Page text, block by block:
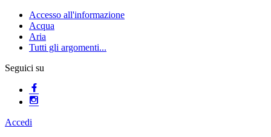
Accesso all'informazione
Acqua
Aria
Tutti gli argomenti...
Seguici su
Accedi